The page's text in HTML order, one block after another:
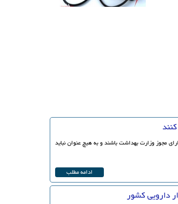
مجوز وزارت بهداشت باشند و به هیچ عنوان نباید
ادامه مطلب
دارویی کشور